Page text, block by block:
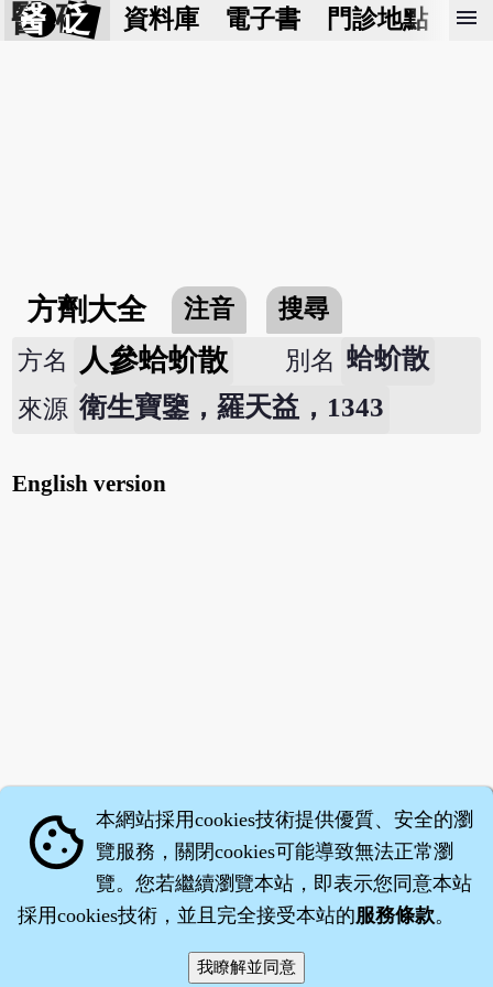
醫 砭 資料庫 電子書 門診地點 預
menu
方劑大全 注音
搜尋
方名
人參蛤蚧散 別名 蛤蚧散
來源 衛生寶鑒，羅天益，1343
English version
‧沈藥子©2008～2026
cookie 本網站採用cookies技術提供優質、安全的瀏
覽服務，關閉cookies可能導致無法正常瀏
覽。您若繼續瀏覽本站，即表示您同意本站
採用cookies技術，並且完全接受本站的服務條款。